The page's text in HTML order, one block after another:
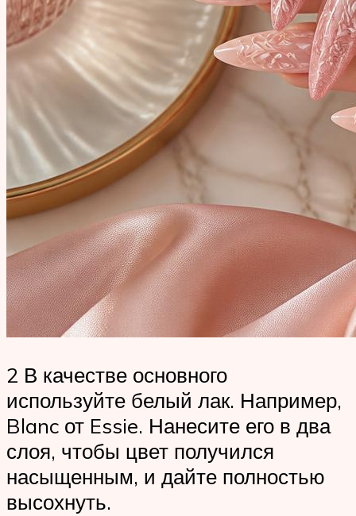
2 В качестве основного
используйте белый лак. Например,
Blanc от Essie. Нанесите его в два
слоя, чтобы цвет получился
насыщенным, и дайте полностью
высохнуть.